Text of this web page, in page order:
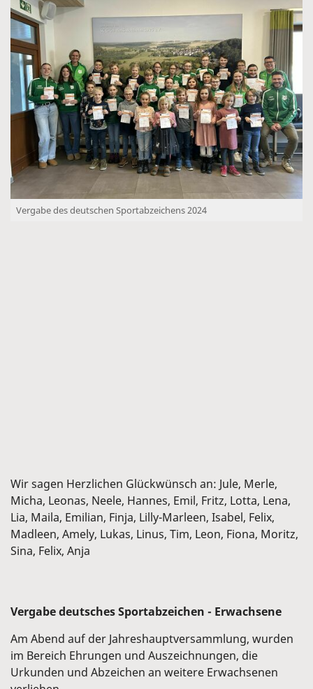
Vergabe des deutschen Sportabzeichens 2024
Wir sagen Herzlichen Glückwünsch an: Jule, Merle,
Micha, Leonas, Neele, Hannes, Emil, Fritz, Lotta, Lena,
Lia, Maila, Emilian, Finja, Lilly-Marleen, Isabel, Felix,
Madleen, Amely, Lukas, Linus, Tim, Leon, Fiona, Moritz,
Sina, Felix, Anja
Vergabe deutsches Sportabzeichen - Erwachsene
Am Abend auf der Jahreshauptversammlung, wurden
im Bereich Ehrungen und Auszeichnungen, die
Urkunden und Abzeichen an weitere Erwachsenen